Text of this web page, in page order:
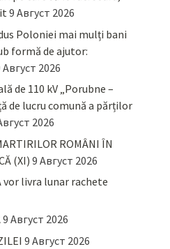
9 Август 2026
Poloniei mai mulți bani
formă de ajutor:
Август 2026
de 110 kV „Porubne –
de lucru comună a părților
2026
ROMÂNI ÎN
(XI) 9 Август 2026
vor livra lunar rachete
9 Август 2026
9 Август 2026